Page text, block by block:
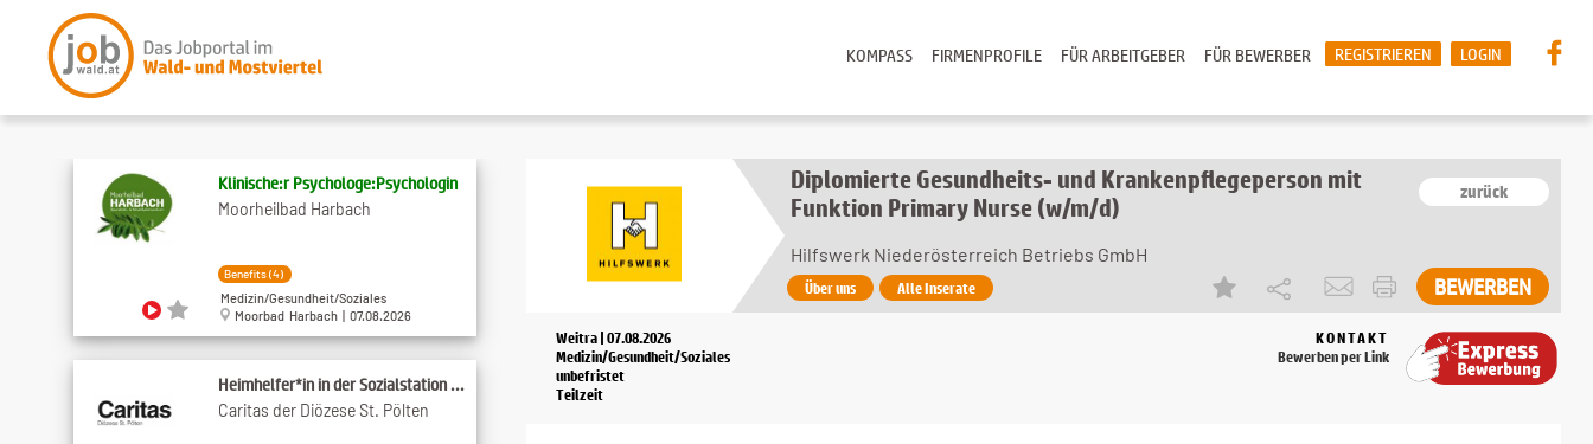
LOGIN
REGISTRIEREN
FÜR BEWERBER
FÜR ARBEITGEBER
FIRMENPROFILE
KOMPASS
Diplomierte Gesundheits- und Krankenpflegeperson mit
Funktion Primary Nurse (w/m/d)
zurück
Hilfswerk Niederösterreich Betriebs GmbH
Über uns Alle Inserate
Weitra | 07.08.2026
Medizin/Gesundheit/Soziales
unbefristet
Teilzeit
KONTAKT
Bewerben per Link
Klinische:r Psychologe:Psychologin
Moorheilbad Harbach
Benefits (4)
Medizin/Gesundheit/Soziales
Moorbad Harbach | 07.08.2026
Heimhelfer*in in der Sozialstation ...
Caritas der Diözese St. Pölten